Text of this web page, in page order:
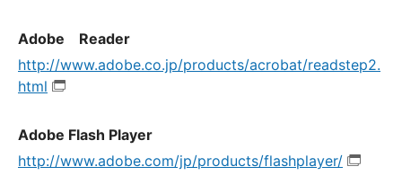
Adobe Reader
http://www.adobe.co.jp/products/acrobat/readstep2.
html
Adobe Flash Player
http://www.adobe.com/jp/products/flashplayer/